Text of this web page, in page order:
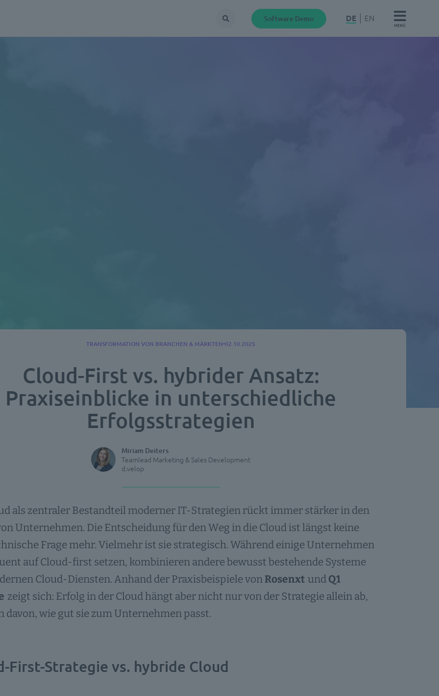
Suche Software Demo DE EN
MENÜ
Cloud-First vs. hybrider Ansatz:
Praxiseinblicke in unterschiedliche
Erfolgsstrategien
TRANSFORMATION VON BRANCHEN & MÄRKTEN 02.10.2025
Miriam Deiters
Teamlead Marketing & Sales Development
d.velop
als zentraler Bestandteil moderner IT-Strategien rückt immer stärker in den
Unternehmen. Die Entscheidung für den Weg in die Cloud ist längst keine
Frage mehr. Vielmehr ist sie strategisch. Während einige Unternehmen
auf Cloud-first setzen, kombinieren andere bewusst bestehende Systeme
Cloud-Diensten. Anhand der Praxisbeispiele vonRosenxt undQ1
zeigt sich: Erfolg in der Cloud hängt aber nicht nur von der Strategie allein ab,
davon, wie gut sie zum Unternehmen passt.
First-Strategie vs. hybride Cloud